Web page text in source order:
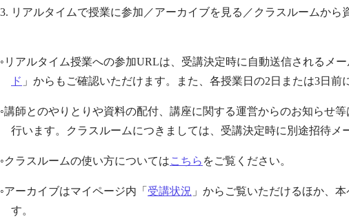
3. リアルタイムで授業に参加／アーカイブを見る／クラスルームから
◦リアルタイム授業への参加URLは、受講決定時に自動送信されるメ
ド 」からもご確認いただけます。また、各授業日の2日または3日前
◦講師とのやりとりや資料の配付、講座に関する運営からのお知らせ
行います。クラスルームにつきましては、受講決定時に別途招待メ
◦クラスルームの使い方についてはこちら をご覧ください。
◦アーカイブはマイページ内「 受講状況 」からご覧いただけるほか、
す。